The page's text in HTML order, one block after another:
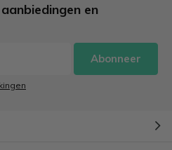
en
Abonneer